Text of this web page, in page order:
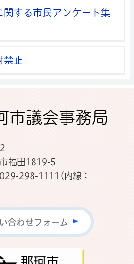
関する市民アンケート集
禁止
市議会事務局
福田1819-5
298-1111(内線：
合わせフォーム